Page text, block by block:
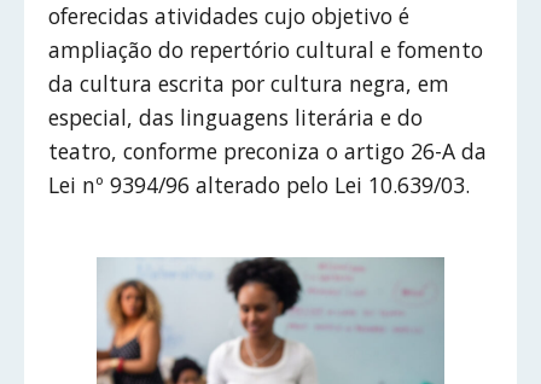
oferecidas atividades cujo objetivo é
ampliação do repertório cultural e fomento
da cultura escrita por cultura negra, em
especial, das linguagens literária e do
teatro, conforme preconiza o artigo 26-A da
Lei nº 9394/96 alterado pelo Lei 10.639/03.